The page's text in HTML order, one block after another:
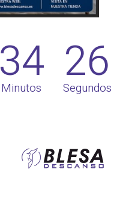
34
Minutos 26
Segundos